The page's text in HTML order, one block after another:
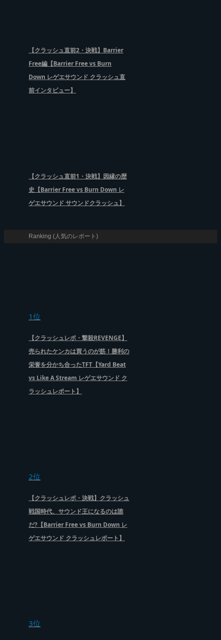
【クラッシュ直前2・決戦】Barrier
Free編【Barrier Free vs Burn
Down レゲエサウンド クラッシュ直
前インタビュー】
【クラッシュ直前1・決戦】因縁の歴
史【Barrier Free vs Burn Down レ
ゲエサウンド サウンドクラッシュ】
Ranking (人気のレポート)
1位
【クラッシュレポ・撃殺REVENGE】
売られたケンカは買うのが筋！勝利の
栄誉を分かち合ったTFT【Yard Beat
vs Like A Stream レゲエサウンド ク
ラッシュレポート】
2位
【クラッシュレポ・決戦】クラッシュ
戦国時代、サウンド王になるのは誰
だ?【Barrier Free vs Burn Down レ
ゲエサウンド クラッシュレポート】
3位